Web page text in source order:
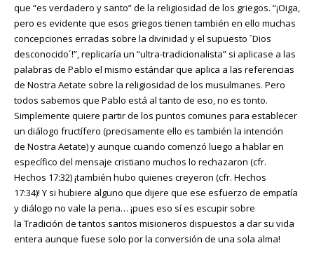
que “es verdadero y santo” de la religiosidad de los griegos. “¡Oiga,
pero es evidente que esos griegos tienen también en ello muchas
concepciones erradas sobre la divinidad y el supuesto ´Dios
desconocido´!”, replicaría un “ultra-tradicionalista” si aplicase a las
palabras de Pablo el mismo estándar que aplica a las referencias
de Nostra Aetate sobre la religiosidad de los musulmanes. Pero
todos sabemos que Pablo está al tanto de eso, no es tonto.
Simplemente quiere partir de los puntos comunes para establecer
un diálogo fructífero (precisamente ello es también la intención
de Nostra Aetate) y aunque cuando comenzó luego a hablar en
específico del mensaje cristiano muchos lo rechazaron (cfr.
Hechos 17:32) ¡también hubo quienes creyeron (cfr. Hechos
17:34)! Y si hubiere alguno que dijere que ese esfuerzo de empatía
y diálogo no vale la pena… ¡pues eso sí es escupir sobre
la Tradición de tantos santos misioneros dispuestos a dar su vida
entera aunque fuese solo por la conversión de una sola alma!